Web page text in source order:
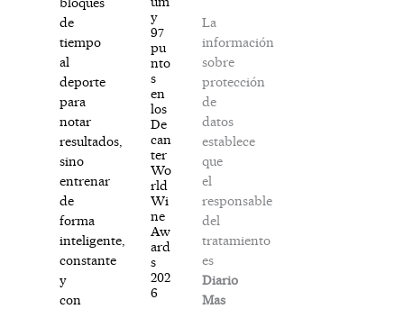
de
tiempo
al
deporte
para
notar
resultados,
sino
entrenar
de
forma
inteligente,
constante
y
con
y
97
pu
nto
s
en
los
De
can
ter
Wo
rld
Wi
ne
Aw
ard
s
202
6
La
información
sobre
protección
de
datos
establece
que
el
responsable
del
tratamiento
es
Diario
Mas